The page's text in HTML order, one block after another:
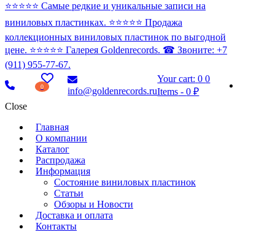
⭐️⭐️⭐️⭐️⭐️ Самые редкие и уникальные записи на
виниловых пластинках. ⭐️⭐️⭐️⭐️⭐️ Продажа
коллекционных виниловых пластинок по выгодной
цене. ⭐️⭐️⭐️⭐️⭐️ Галерея Goldenrecords. ☎ Звоните: +7
(911) 955-77-67.
0 info@goldenrecords.ru
Your cart: 00
Items -0 ₽
Close
Главная
О компании
Каталог
Распродажа
Информация
Состояние виниловых пластинок
Статьи
Обзоры и Новости
Доставка и оплата
Контакты